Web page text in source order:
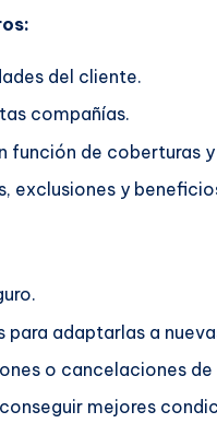
del cliente.
compañías.
función de coberturas
exclusiones y
adaptarlas a
o cancelaciones de
mejores